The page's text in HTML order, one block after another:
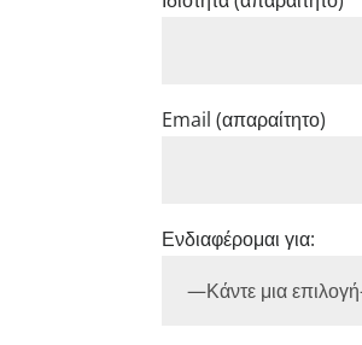
Email (απαραίτητο)
Ενδιαφέρομαι για: